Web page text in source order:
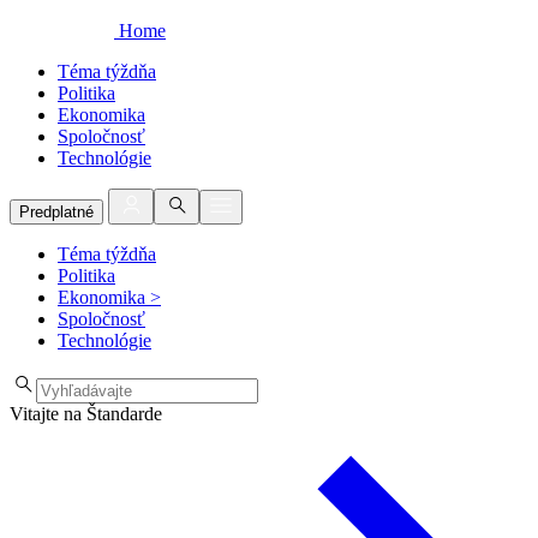
Home
Téma týždňa
Politika
Ekonomika
Spoločnosť
Technológie
Predplatné
Téma týždňa
Politika
Ekonomika >
Spoločnosť
Technológie
Vitajte na Štandarde